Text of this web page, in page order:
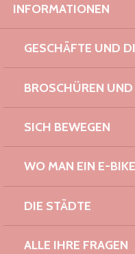
INFORMATIONEN
GESCHÄFTE UND
BROSCHÜREN
SICH BEWEGEN
WO MAN EIN E-
DIE STÄDTE
ALLE IHRE FRAGEN
AUDREY